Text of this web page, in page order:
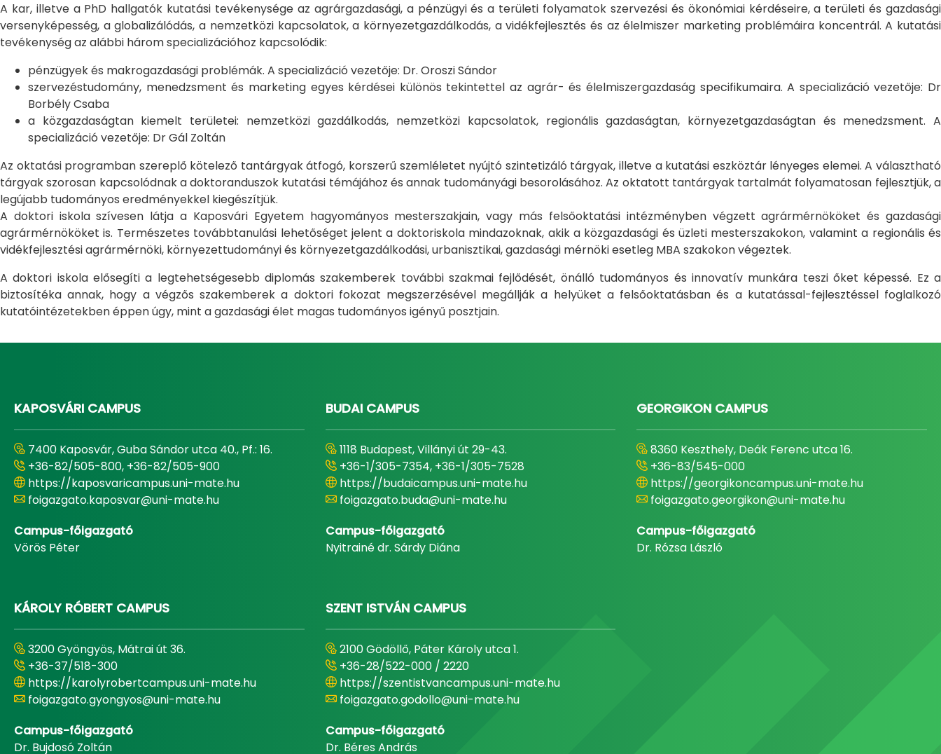
A kar, illetve a PhD hallgatók kutatási tevékenysége az agrárgazdasági, a pénzügyi és a területi folyamatok szervezési és ökonómiai kérdéseire, a területi és gazdasági
versenyképesség, a globalizálódás, a nemzetközi kapcsolatok, a környezetgazdálkodás, a vidékfejlesztés és az élelmiszer marketing problémáira koncentrál. A kutatási
tevékenység az alábbi három specializációhoz kapcsolódik:
pénzügyek és makrogazdasági problémák. A specializáció vezetője: Dr. Oroszi Sándor
szervezéstudomány, menedzsment és marketing egyes kérdései különös tekintettel az agrár- és élelmiszergazdaság specifikumaira. A specializáció vezetője: Dr
Borbély Csaba
a közgazdaságtan kiemelt területei: nemzetközi gazdálkodás, nemzetközi kapcsolatok, regionális gazdaságtan, környezetgazdaságtan és menedzsment. A
specializáció vezetője: Dr Gál Zoltán
Az oktatási programban szereplő kötelező tantárgyak átfogó, korszerű szemléletet nyújtó szintetizáló tárgyak, illetve a kutatási eszköztár lényeges elemei. A választható
tárgyak szorosan kapcsolódnak a doktoranduszok kutatási témájához és annak tudományági besorolásához. Az oktatott tantárgyak tartalmát folyamatosan fejlesztjük, a
legújabb tudományos eredményekkel kiegészítjük.
A doktori iskola szívesen látja a Kaposvári Egyetem hagyományos mesterszakjain, vagy más felsőoktatási intézményben végzett agrármérnököket és gazdasági
agrármérnököket is. Természetes továbbtanulási lehetőséget jelent a doktoriskola mindazoknak, akik a közgazdasági és üzleti mesterszakokon, valamint a regionális és
vidékfejlesztési agrármérnöki, környezettudományi és környezetgazdálkodási, urbanisztikai, gazdasági mérnöki esetleg MBA szakokon végeztek.
A doktori iskola elősegíti a legtehetségesebb diplomás szakemberek további szakmai fejlődését, önálló tudományos és innovatív munkára teszi őket képessé. Ez a
biztosítéka annak, hogy a végzős szakemberek a doktori fokozat megszerzésével megállják a helyüket a felsőoktatásban és a kutatással-fejlesztéssel foglalkozó
kutatóintézetekben éppen úgy, mint a gazdasági élet magas tudományos igényű posztjain.
KAPOSVÁRI CAMPUS
7400 Kaposvár, Guba Sándor utca 40., Pf.: 16.
+36-82/505-800, +36-82/505-900
https://kaposvaricampus.uni-mate.hu
foigazgato.kaposvar@uni-mate.hu
Campus-főigazgató
Vörös Péter
BUDAI CAMPUS
1118 Budapest, Villányi út 29-43.
+36-1/305-7354, +36-1/305-7528
https://budaicampus.uni-mate.hu
foigazgato.buda@uni-mate.hu
Campus-főigazgató
Nyitrainé dr. Sárdy Diána
GEORGIKON CAMPUS
8360 Keszthely, Deák Ferenc utca 16.
+36-83/545-000
https://georgikoncampus.uni-mate.hu
foigazgato.georgikon@uni-mate.hu
Campus-főigazgató
Dr. Rózsa László
KÁROLY RÓBERT CAMPUS
3200 Gyöngyös, Mátrai út 36.
+36-37/518-300
https://karolyrobertcampus.uni-mate.hu
foigazgato.gyongyos@uni-mate.hu
Campus-főigazgató
Dr. Bujdosó Zoltán
SZENT ISTVÁN CAMPUS
2100 Gödöllő, Páter Károly utca 1.
+36-28/522-000 / 2220
https://szentistvancampus.uni-mate.hu
foigazgato.godollo@uni-mate.hu
Campus-főigazgató
Dr. Béres András